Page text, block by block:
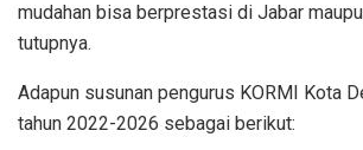
mudahan bisa berprestasi di Jabar
tutupnya.
Adapun susunan pengurus KORMI Kota
tahun 2022-2026 sebagai berikut: